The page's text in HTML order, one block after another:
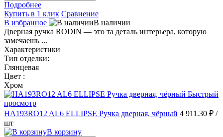
Подробнее
Купить в 1 клик Сравнение
В избранное
В наличии
Дверная ручка RODIN — это та деталь интерьера, которую
замечаешь ...
Характеристики
Тип отделки:
Глянцевая
Цвет :
Хром
Быстрый
просмотр
HA193RO12 AL6 ELLIPSE Ручка дверная, чёрный 4 911.30 ₽ /
шт
В корзину